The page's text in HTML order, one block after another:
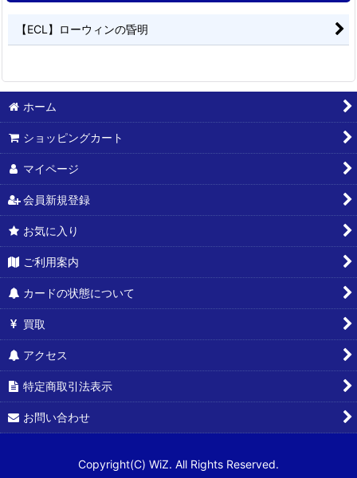
【ECL】ローウィンの昏明
ホーム
ショッピングカート
マイページ
会員新規登録
お気に入り
ご利用案内
カードの状態について
買取
アクセス
特定商取引法表示
お問い合わせ
Copyright(C) WiZ. All Rights Reserved.